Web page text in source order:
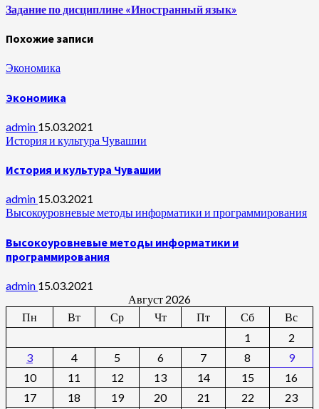
Задание по дисциплине «Иностранный язык»
Похожие записи
Экономика
Экономика
admin 15.03.2021
История и культура Чувашии
История и культура Чувашии
admin 15.03.2021
Высокоуровневые методы информатики и программирования
Высокоуровневые методы информатики и
программирования
admin 15.03.2021
Август 2026
Пн
Вт Ср Чт Пт Сб
Вс
1
2
3
4 5 6 7 8
9
10
11 12 13 14 15
16
17
18 19 20 21 22
23